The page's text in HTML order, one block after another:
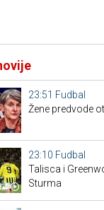
23:51 Fudbal
Žene predvode
23:10 Fudbal
Talisca i
Sturma